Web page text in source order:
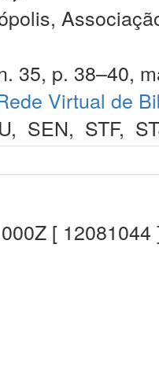
35, p. 38–40,
Virtual de
, SEN, STF,
[ 12081044